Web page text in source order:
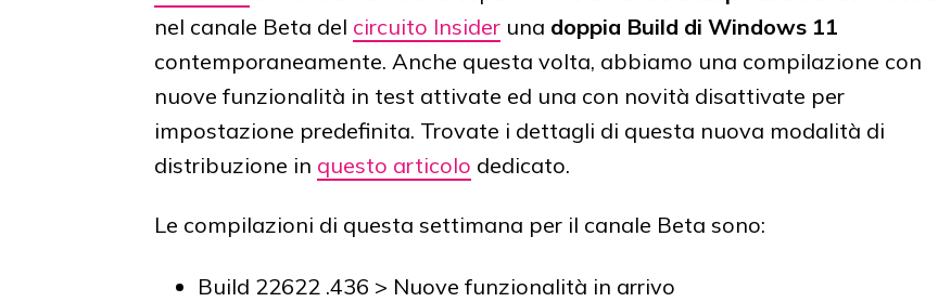
nel canale Beta del circuito Insider una doppia Build di Windows 11
contemporaneamente. Anche questa volta, abbiamo una compilazione con
nuove funzionalità in test attivate ed una con novità disattivate per
impostazione predefinita. Trovate i dettagli di questa nuova modalità di
distribuzione in questo articolo dedicato.
Le compilazioni di questa settimana per il canale Beta sono:
Build 22622 .436 > Nuove funzionalità in arrivo